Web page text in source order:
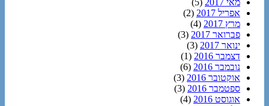
מאי 2017
(5)
אפריל 2017
(2)
מרץ 2017
(4)
פברואר 2017
(3)
ינואר 2017
(3)
דצמבר 2016
(1)
נובמבר 2016
(6)
אוקטובר 2016
(3)
ספטמבר 2016
(3)
אוגוסט 2016
(4)